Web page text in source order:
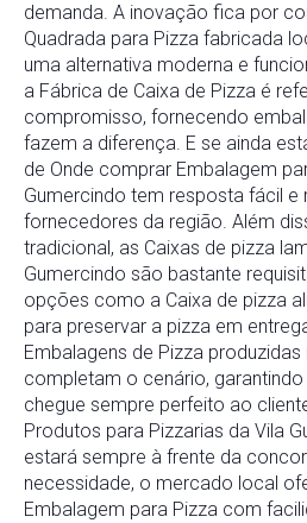
demanda. A inovação fica por
Quadrada para Pizza fabricada
uma alternativa moderna e
a Fábrica de Caixa de Pizza é
compromisso, fornecendo
fazem a diferença. E se ainda
de Onde comprar Embalagem
Gumercindo tem resposta fácil e
fornecedores da região. Além
tradicional, as Caixas de pizza
Gumercindo são bastante
opções como a Caixa de pizza
para preservar a pizza em
Embalagens de Pizza
completam o cenário,
chegue sempre perfeito ao
Produtos para Pizzarias da Vila
estará sempre à frente da
necessidade, o mercado local
Embalagem para Pizza com